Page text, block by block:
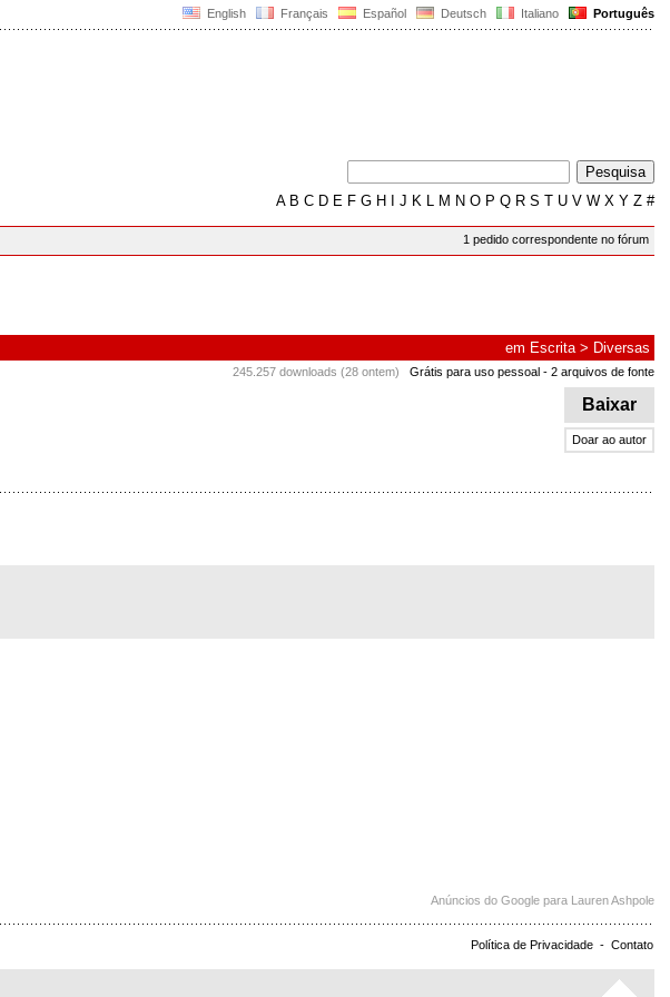
English Français Español Deutsch Italiano Português
AB C D E F G H J K L M N O P Q R S T U V W X Y Z #
1 pedido correspondente no fórum
em Escrita> Diversas
245.257 downloads (28 ontem) Grátis para uso pessoal - 2 arquivos de fonte
Baixar
Doar ao autor
Anúncios do Google para Lauren Ashpole
Política de Privacidade - Contato